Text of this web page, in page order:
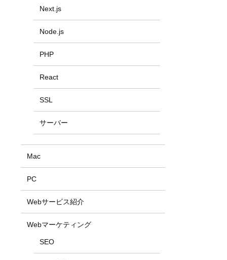
Next.js
Node.js
PHP
React
SSL
サーバー
Mac
PC
Webサービス紹介
Webマーケティング
SEO